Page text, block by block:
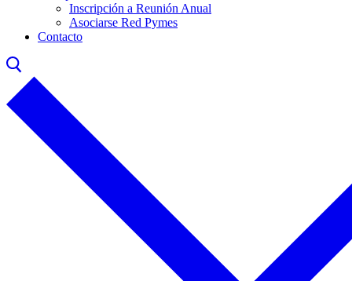
Inscripción a Reunión Anual
Asociarse Red Pymes
Contacto